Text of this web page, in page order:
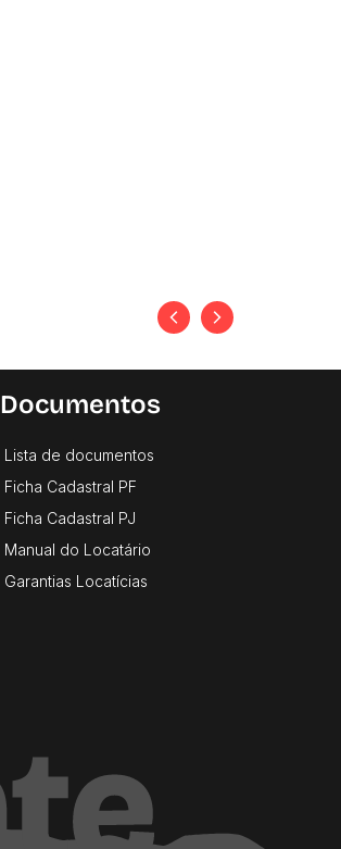
Documentos
Lista de documentos
Ficha Cadastral PF
Ficha Cadastral PJ
Manual do Locatário
Garantias Locatícias